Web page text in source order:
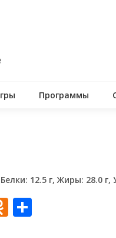
Программы
12.5 г, Жиры: 28.0 г,